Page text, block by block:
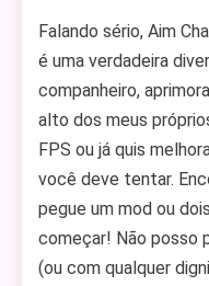
Falando sério, Aim
é uma verdadeira
companheiro,
alto dos meus
FPS ou já quis
você deve tentar.
pegue um mod ou
começar! Não posso
(ou com qualquer